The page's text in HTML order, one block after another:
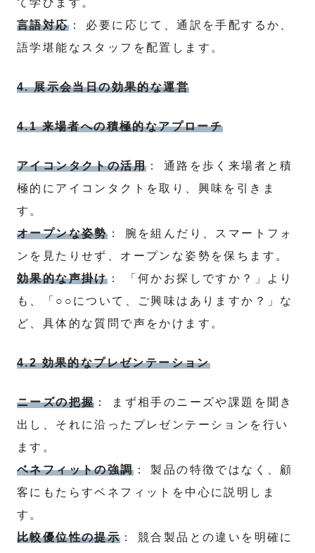
て学びます。
言語対応： 必要に応じて、通訳を手配するか、
語学堪能なスタッフを配置します。
4. 展示会当日の効果的な運営
4.1 来場者への積極的なアプローチ
アイコンタクトの活用 ： 通路を歩く来場者と積
極的にアイコンタクトを取り、興味を引きま
す。
オープンな姿勢： 腕を組んだり、スマートフォ
ンを見たりせず、オープンな姿勢を保ちます。
効果的な声掛け： 「何かお探しですか？」より
も、「○○について、ご興味はありますか？」な
ど、具体的な質問で声をかけます。
4.2 効果的なプレゼンテーション
ニーズの把握 ： まず相手のニーズや課題を聞き
出し、それに沿ったプレゼンテーションを行い
ます。
ベネフィットの強調： 製品の特徴ではなく、顧
客にもたらすベネフィットを中心に説明しま
す。
比較優位性の提示 ： 競合製品との違いを明確に